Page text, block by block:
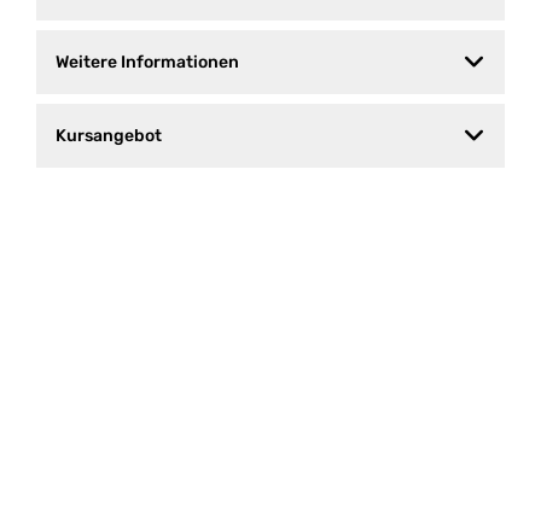
Weitere Informationen
Kursangebot